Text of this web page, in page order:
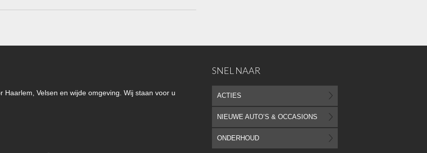
Velsen en wijde omgeving. Wij staan voor u
SNEL NAAR
ACTIES
NIEUWE AUTO’S & OCCASIONS
ONDERHOUD